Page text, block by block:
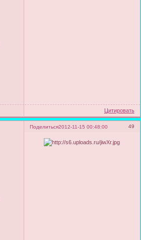
Цитировать
Поделиться 49
2012-11-15 00:48:00